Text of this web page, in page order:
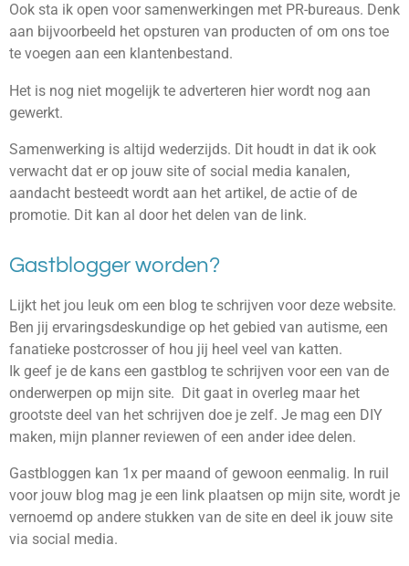
Ook sta ik open voor samenwerkingen met PR-bureaus. Denk
aan bijvoorbeeld het opsturen van producten of om ons toe
te voegen aan een klantenbestand.
Het is nog niet mogelijk te adverteren hier wordt nog aan
gewerkt.
Samenwerking is altijd wederzijds. Dit houdt in dat ik ook
verwacht dat er op jouw site of social media kanalen,
aandacht besteedt wordt aan het artikel, de actie of de
promotie. Dit kan al door het delen van de link.
Gastblogger worden?
Lijkt het jou leuk om een blog te schrijven voor deze website.
Ben jij ervaringsdeskundige op het gebied van autisme, een
fanatieke postcrosser of hou jij heel veel van katten.
Ik geef je de kans een gastblog te schrijven voor een van de
onderwerpen op mijn site. Dit gaat in overleg maar het
grootste deel van het schrijven doe je zelf. Je mag een DIY
maken, mijn planner reviewen of een ander idee delen.
Gastbloggen kan 1x per maand of gewoon eenmalig. In ruil
voor jouw blog mag je een link plaatsen op mijn site, wordt je
vernoemd op andere stukken van de site en deel ik jouw site
via social media.